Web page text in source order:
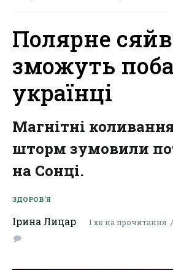
Полярне
зможуть
українці
Магнітні
шторм зумовили
на Сонці.
ЗДОРОВ'Я
Ірина Лицар 1 хв на прочитання